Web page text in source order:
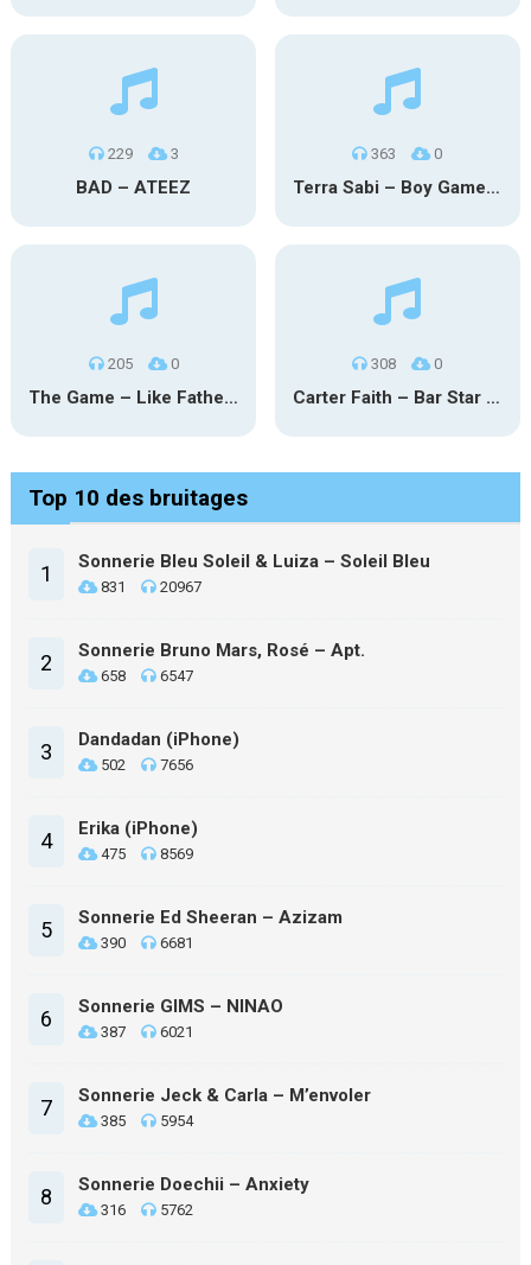
229 3
BAD – ATEEZ
363 0
Terra Sabi – Boy Game X Marcia Cruz
205 0
The Game – Like Father Like Daughter
308 0
Carter Faith – Bar Star Vevo
Top 10 des bruitages
1 Sonnerie Bleu Soleil & Luiza – Soleil Bleu
831 20967
2 Sonnerie Bruno Mars, Rosé – Apt.
658 6547
3 Dandadan (iPhone)
502 7656
4 Erika (iPhone)
475 8569
5 Sonnerie Ed Sheeran – Azizam
390 6681
6 Sonnerie GIMS – NINAO
387 6021
7 Sonnerie Jeck & Carla – M’envoler
385 5954
8 Sonnerie Doechii – Anxiety
316 5762